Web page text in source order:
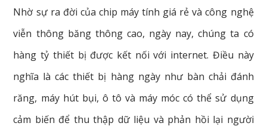
Nhờ sự ra đời của chip máy tính giá rẻ và công nghệ
viễn thông băng thông cao, ngày nay, chúng ta có
hàng tỷ thiết bị được kết nối với internet. Điều này
nghĩa là các thiết bị hàng ngày như bàn chải đánh
răng, máy hút bụi, ô tô và máy móc có thể sử dụng
cảm biến để thu thập dữ liệu và phản hồi lại người